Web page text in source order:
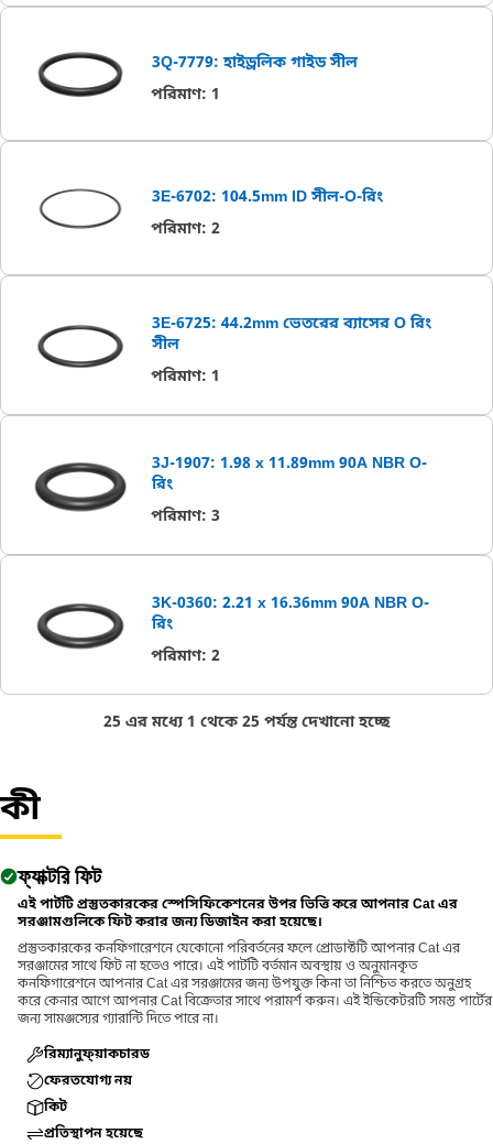
3Q-7779: হাইড্রলিক গাইড সীল
পরিমাণ: 1
3E-6702: 104.5mm ID সীল-O-রিং
পরিমাণ: 2
3E-6725: 44.2mm ভেতরের ব্যাসের O রিং
সীল
পরিমাণ: 1
3J-1907: 1.98 x 11.89mm 90A NBR O-
রিং
পরিমাণ: 3
3K-0360: 2.21 x 16.36mm 90A NBR O-
রিং
পরিমাণ: 2
25 এর মধ্যে 1 থেকে 25 পর্যন্ত দেখানো হচ্ছে
কী
ফ্যাক্টরি ফিট
এই পার্টটি প্রস্তুতকারকের স্পেসিফিকেশনের উপর ভিত্তি করে আপনার Cat এর
সরঞ্জামগুলিকে ফিট করার জন্য ডিজাইন করা হয়েছে।
প্রস্তুতকারকের কনফিগারেশনে যেকোনো পরিবর্তনের ফলে প্রোডাক্টটি আপনার Cat এর
সরঞ্জামের সাথে ফিট না হতেও পারে। এই পার্টটি বর্তমান অবস্থায় ও অনুমানকৃত
কনফিগারেশনে আপনার Cat এর সরঞ্জামের জন্য উপযুক্ত কিনা তা নিশ্চিত করতে অনুগ্রহ
করে কেনার আগে আপনার Cat বিক্রেতার সাথে পরামর্শ করুন। এই ইন্ডিকেটরটি সমস্ত পার্টের
জন্য সামঞ্জস্যের গ্যারান্টি দিতে পারে না।
রিম্যানুফ্য়াকচারড
ফেরতযোগ্য নয়
কিট
প্রতিস্থাপন হয়েছে